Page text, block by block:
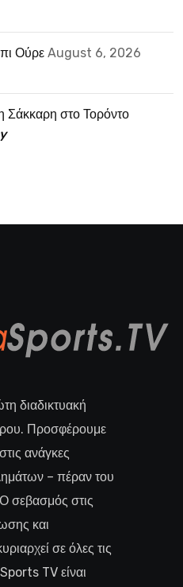
Ούρε August 6, 2026
Σάκκαρη στο Τορόντο
διαδικτυακή
Προσφέρουμε
ανάγκες
– πέραν του
σεβασμός στις
και
σε όλες τις
TV είναι